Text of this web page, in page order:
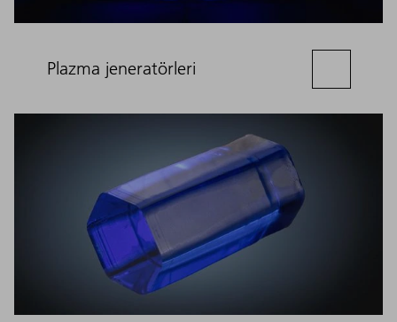
Plazma jeneratörleri